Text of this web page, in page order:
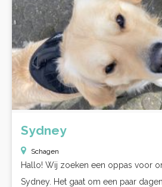
Sydney
Schagen
Hallo! Wij zoeken een oppas voor
Sydney. Het gaat om een paar dagen